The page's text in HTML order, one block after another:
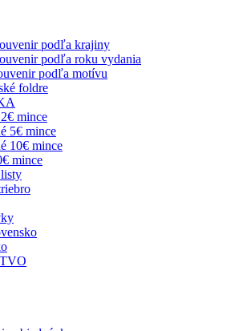
podľa krajiny
podľa roku vydania
podľa motívu
foldre
mince
5€ mince
10€ mince
mince